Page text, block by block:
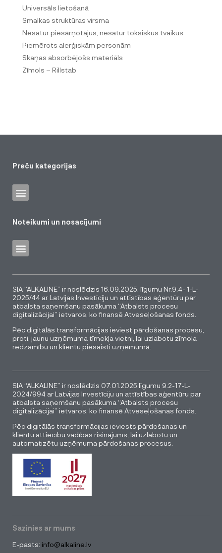
Universāls lietošanā
Smalkas struktūras virsma
Nesatur piesārņotājus, nesatur toksiskus tvaikus
Piemērots alerģiskām personām
Skaņas absorbējošs materiāls
Zīmols – Rillstab
Preču kategorijas
Noteikumi un nosacījumi
SIA “ALKALINE” ir noslēdzis 16.09.2025. līgumu Nr.9.4- 1-L-
2025/44 ar Latvijas Investīciju un attīstības aģentūru par
atbalsta saņemšanu pasākuma “Atbalsts procesu
digitalizācijai” ietvaros, ko finansē Atveseļošanas fonds.
Pēc digitālās transformācijas ieviest pārdošanas procesu,
proti, jaunu uzņēmuma tīmekļa vietni, lai uzlabotu zīmola
redzamību un klientu piesaisti uzņēmumā.
SIA “ALKALINE” ir noslēdzis 07.01.2025 līgumu 9.2-17-L-
2024/994 ar Latvijas Investīciju un attīstības aģentūru par
atbalsta saņemšanu pasākuma “Atbalsts procesu
digitalizācijai” ietvaros, ko finansē Atveseļošanas fonds.
Pēc digitālās transformācijas ieviests pārdošanas un
klientu attiecību vadības risinājums, lai uzlabotu un
automatizētu uzņēmuma pārdošanas procesus.
Sazinies ar mums
E-pasts: info@alkaline.lv